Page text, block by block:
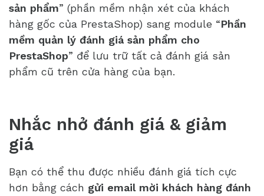
sản phẩm” (phần mềm nhận xét của khách
hàng gốc của PrestaShop) sang module “Phần
mềm quản lý đánh giá sản phẩm cho
PrestaShop” để lưu trữ tất cả đánh giá sản
phẩm cũ trên cửa hàng của bạn.
Nhắc nhở đánh giá & giảm
giá
Bạn có thể thu được nhiều đánh giá tích cực
hơn bằng cách gửi email mời khách hàng đánh